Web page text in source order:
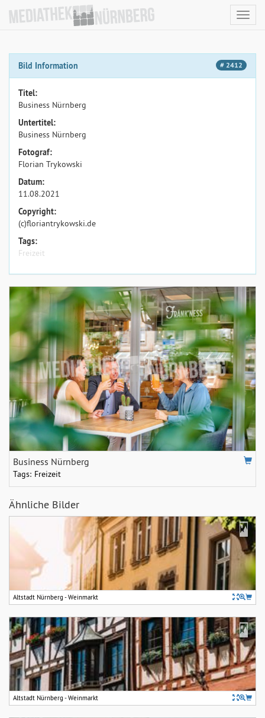
# 2412
Bild Information
Titel:
Business Nürnberg
Untertitel:
Business Nürnberg
Fotograf:
Florian Trykowski
Datum:
11.08.2021
Copyright:
(c)floriantrykowski.de
Tags:
Freizeit
Business Nürnberg
Tags: Freizeit
Ähnliche Bilder
Altstadt Nürnberg - Weinmarkt
Altstadt Nürnberg - Weinmarkt